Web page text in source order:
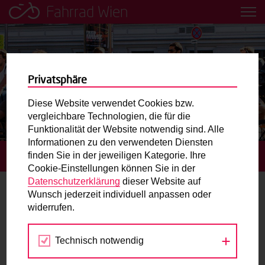
Fahrrad Wien
Leih dir einfach ein Transportfahrrad in deiner Nähe aus!
Mobilitätsbildung für Kinder und
Jugendliche
Radweg-Projektkarte
Routenplaner
Mit dem Fahrrad in Wien unterwegs? Hier finden Sie die
beste Route.
Wunschbox
Sie haben ein Anliegen zum Radverkehr? Schreiben Sie
STARTSEITE TERMINE
Radtour
Aug Sep
Privatsphäre
Diese Website verwendet Cookies bzw.
vergleichbare Technologien, die für die
Funktionalität der Website notwendig sind. Alle
Informationen zu den verwendeten Diensten
finden Sie in der jeweiligen Kategorie. Ihre
Cookie-Einstellungen können Sie in der
Datenschutzerklärung dieser Website auf
Wunsch jederzeit individuell anpassen oder
widerrufen.
Technisch notwendig